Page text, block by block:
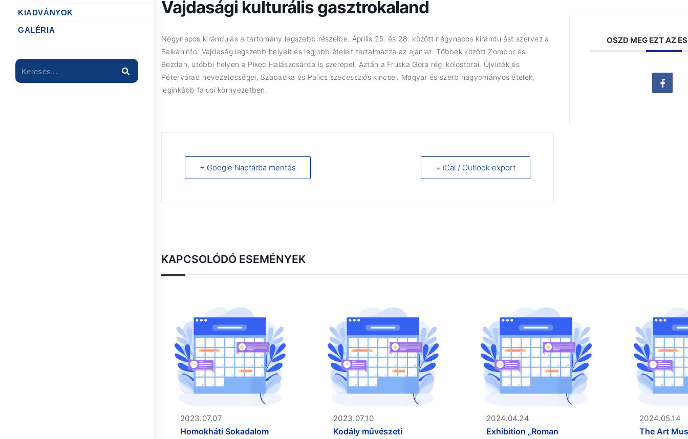
KIADVÁNYOK
GALÉRIA
Keresés...
Vajdasági kulturális gasztrokaland
Négynapos kirándulás a tartomány legszebb részeibe. Április 25. és 28. között négynapos kirándulást szervez a
Balkaninfo. Vajdaság legszebb helyeit és legjobb ételeit tartalmazza az ajánlat. Többek között Zombor és
Bezdán, utóbbi helyen a Pikec Halászcsárda is szerepel. Aztán a Fruska Gora régi kolostorai, Újvidék és
Pétervárad nevezetességei, Szabadka és Palics szecessziós kincsei. Magyar és szerb hagyományos ételek,
leginkább falusi környezetben.
+ Google Naptárba mentés + iCal / Outlook export
OSZD MEG EZT AZ
KAPCSOLÓDÓ ESEMÉNYEK
2023.07.07
Homokháti Sokadalom
2023.07.10
Kodály művészeti
2024.04.24
Exhibition „Roman
2024.05.14
The Art